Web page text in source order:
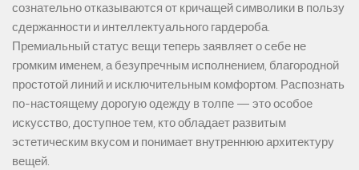
сознательно отказываются от кричащей символики в пользу
сдержанности и интеллектуального гардероба.
Премиальный статус вещи теперь заявляет о себе не
громким именем, а безупречным исполнением, благородной
простотой линий и исключительным комфортом. Распознать
по-настоящему дорогую одежду в толпе — это особое
искусство, доступное тем, кто обладает развитым
эстетическим вкусом и понимает внутреннюю архитектуру
вещей.